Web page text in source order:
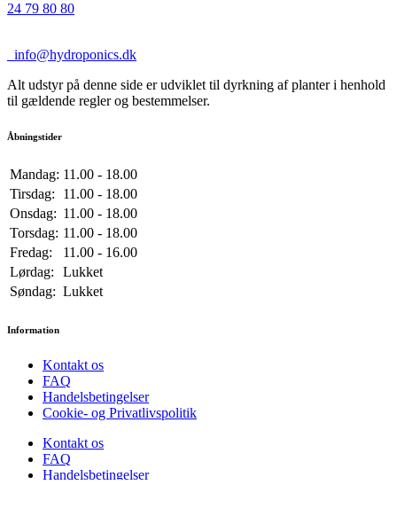
24 79 80 80
info@hydroponics.dk
Alt udstyr på denne side er udviklet til dyrkning af planter i henhold
til gældende regler og bestemmelser.
Åbningstider
Mandag: 11.00 - 18.00
Tirsdag:
11.00 - 18.00
Onsdag: 11.00 - 18.00
Torsdag: 11.00 - 18.00
Fredag:
11.00 - 16.00
Lørdag:
Lukket
Søndag: Lukket
Information
Kontakt os
FAQ
Handelsbetingelser
Cookie- og Privatlivspolitik
Kontakt os
FAQ
Handelsbetingelser